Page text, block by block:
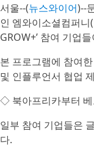
서울--(뉴스와이어)--
인 엠와이소셜컴퍼
GROW+’ 참여 기업
본 프로그램에 참여
및 인플루언서 협업
◇ 북아프리카부터 베
일부 참여 기업들은
다.